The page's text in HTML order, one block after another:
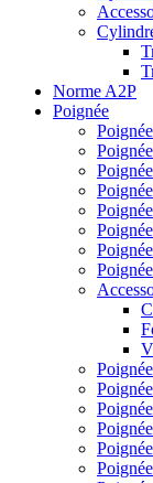
Norme A2P
Poignée